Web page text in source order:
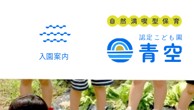
入園案内